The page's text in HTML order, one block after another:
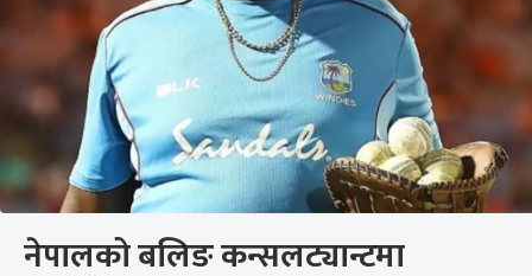
नेपालको बलिङ कन्सलट्यान्टमा